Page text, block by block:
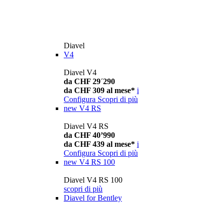
Diavel
V4
Diavel V4
da CHF 29´290
da CHF 309 al mese* i
Configura Scopri di più
new V4 RS
Diavel V4 RS
da CHF 40’990
da CHF 439 al mese* i
Configura Scopri di più
new V4 RS 100
Diavel V4 RS 100
scopri di più
Diavel for Bentley